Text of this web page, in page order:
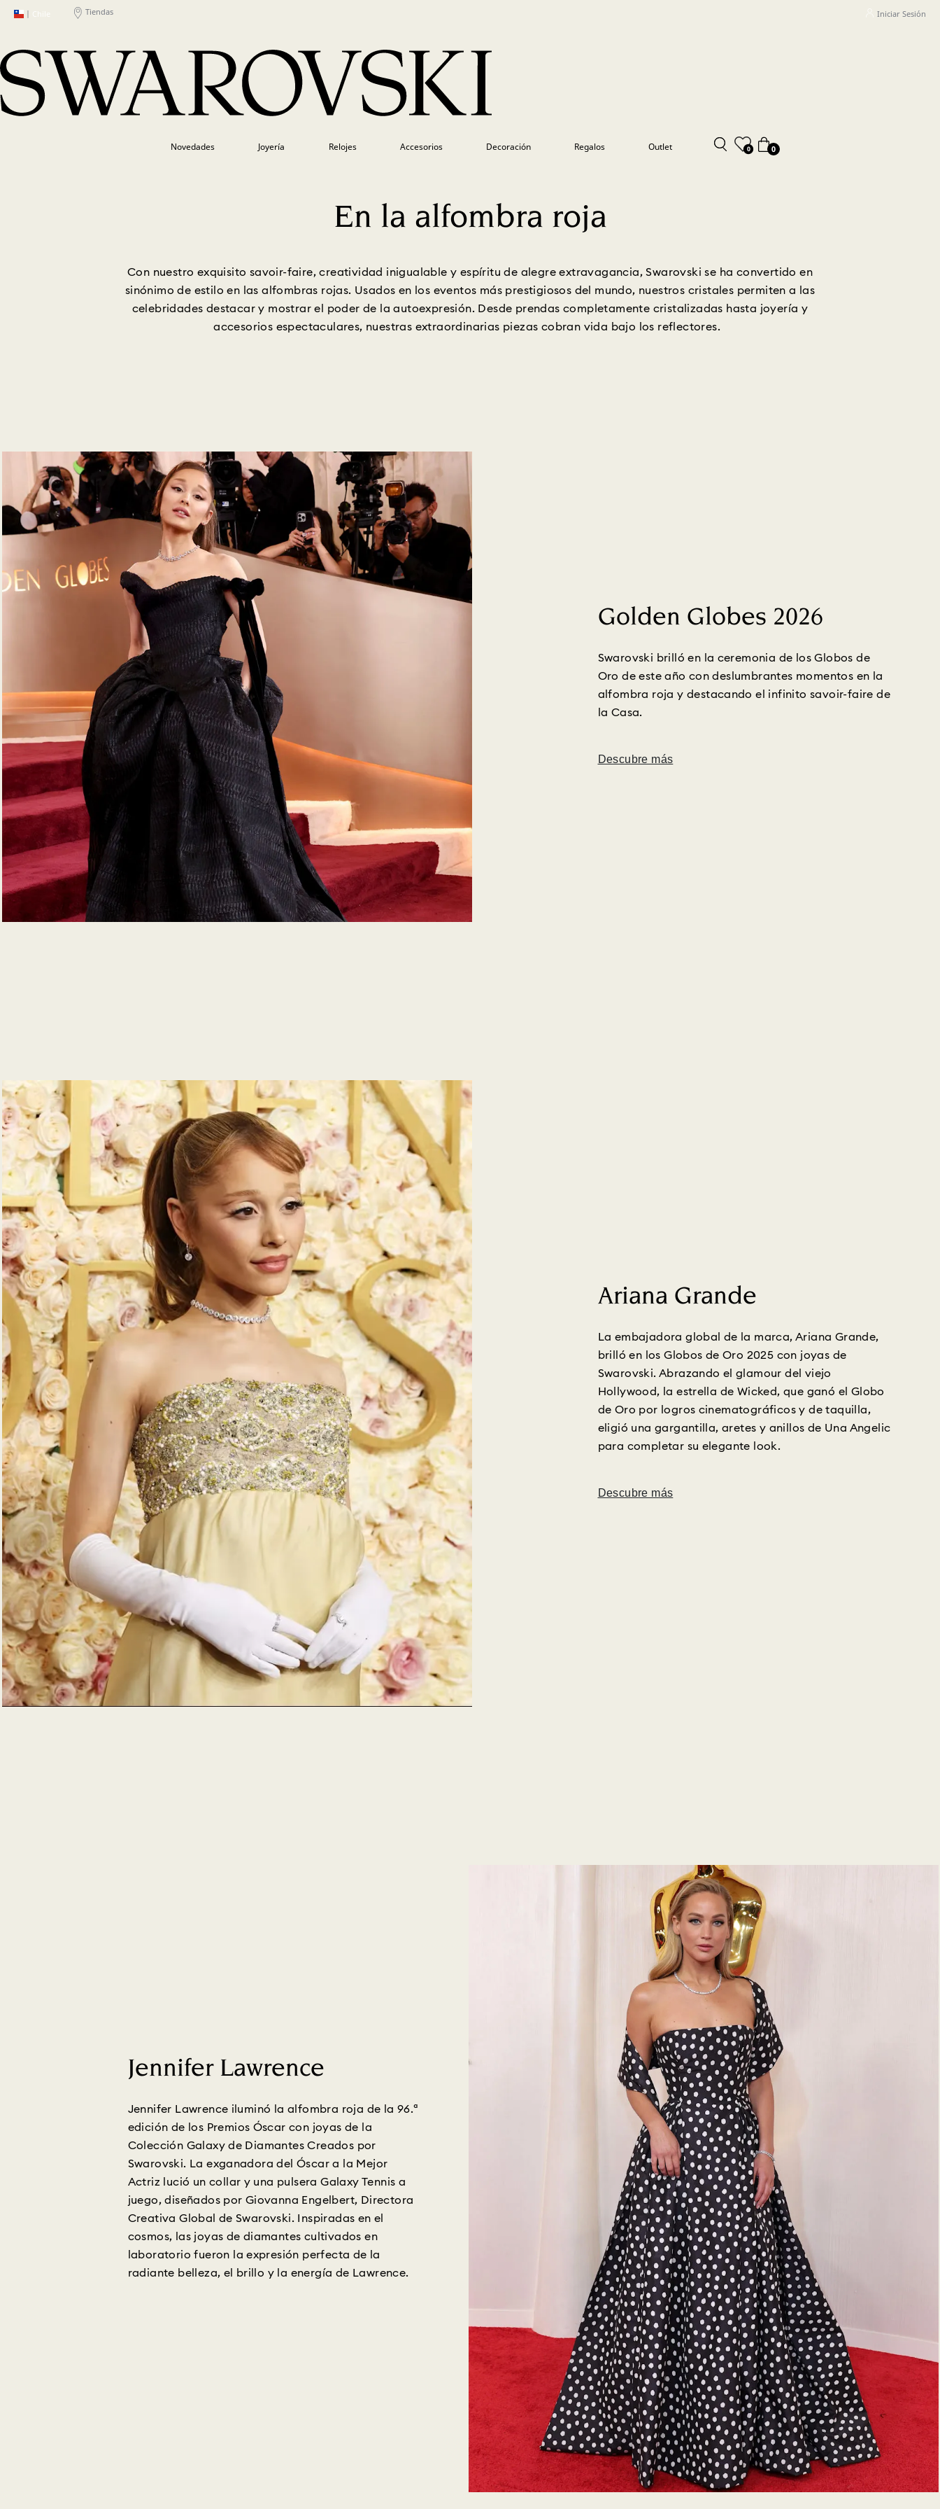
| Chile Tiendas Iniciar Sesión
Novedades Joyería Relojes Accesorios Decoración Regalos Outlet 0 0
En la alfombra roja
Con nuestro exquisito savoir-faire, creatividad inigualable y espíritu de alegre extravagancia, Swarovski se ha convertido en
sinónimo de estilo en las alfombras rojas. Usados en los eventos más prestigiosos del mundo, nuestros cristales permiten a las
celebridades destacar y mostrar el poder de la autoexpresión. Desde prendas completamente cristalizadas hasta joyería y
accesorios espectaculares, nuestras extraordinarias piezas cobran vida bajo los reflectores.
Golden Globes 2026
Swarovski brilló en la ceremonia de los Globos de
Oro de este año con deslumbrantes momentos en la
alfombra roja y destacando el infinito savoir-faire de
la Casa.
Descubre más
Ariana Grande
La embajadora global de la marca, Ariana Grande,
brilló en los Globos de Oro 2025 con joyas de
Swarovski. Abrazando el glamour del viejo
Hollywood, la estrella de Wicked, que ganó el Globo
de Oro por logros cinematográficos y de taquilla,
eligió una gargantilla, aretes y anillos de Una Angelic
para completar su elegante look.
Descubre más
Jennifer Lawrence
Jennifer Lawrence iluminó la alfombra roja de la 96.ª
edición de los Premios Óscar con joyas de la
Colección Galaxy de Diamantes Creados por
Swarovski. La exganadora del Óscar a la Mejor
Actriz lució un collar y una pulsera Galaxy Tennis a
juego, diseñados por Giovanna Engelbert, Directora
Creativa Global de Swarovski. Inspiradas en el
cosmos, las joyas de diamantes cultivados en
laboratorio fueron la expresión perfecta de la
radiante belleza, el brillo y la energía de Lawrence.